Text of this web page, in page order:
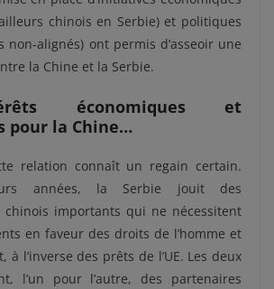
chinois en Serbie) et politiques
non-alignés) ont permis d’asseoir une
la Chine et la Serbie.
économiques et
pour la Chine…
relation connaît un regain certain.
années, la Serbie jouit des
chinois importants qui ne nécessitent
en faveur des droits de l’homme et
à l’inverse des prêts de l’UE. Les deux
l’un pour l’autre, des partenaires